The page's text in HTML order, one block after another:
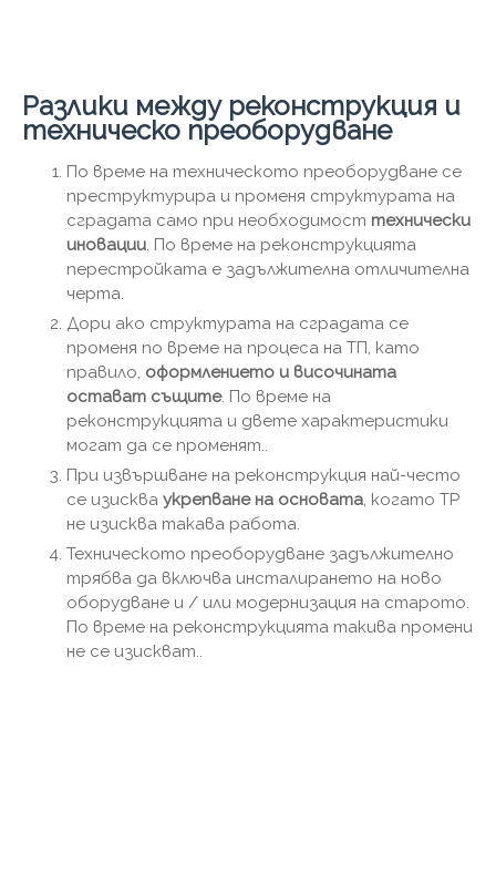
Разлики между реконструкция и
техническо преоборудване
По време на техническото преоборудване се
преструктурира и променя структурата на
сградата само при необходимост технически
иновации . По време на реконструкцията
перестройката е задължителна отличителна
черта.
Дори ако структурата на сградата се
променя по време на процеса на ТП, като
правило, оформлението и височината
остават същите. По време на
реконструкцията и двете характеристики
могат да се променят..
При извършване на реконструкция най-често
се изисква укрепване на основата , когато TP
не изисква такава работа.
Техническото преоборудване задължително
трябва да включва инсталирането на ново
оборудване и / или модернизация на старото.
По време на реконструкцията такива промени
не се изискват..